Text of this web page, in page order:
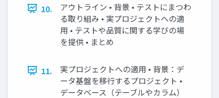
10.
アウトライン • 背景 • テストにまつわ
る取り組み • 実プロジェクトへの適
用 • テストや品質に関する学びの場
を提供 • まとめ
11.
実プロジェクトへの適用 • 背景：デ
ータ基盤を移行するプロジェクト •
データベース（テーブルやカラム）